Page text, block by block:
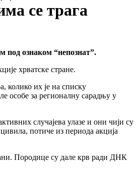
се трага
под ознаком “непознат”.
хрватске стране.
колико их је на списку
особе за регионалну сарадњу у
случајева улазе и они чији су
потиче из периода акција
Породице су дале крв ради ДНК